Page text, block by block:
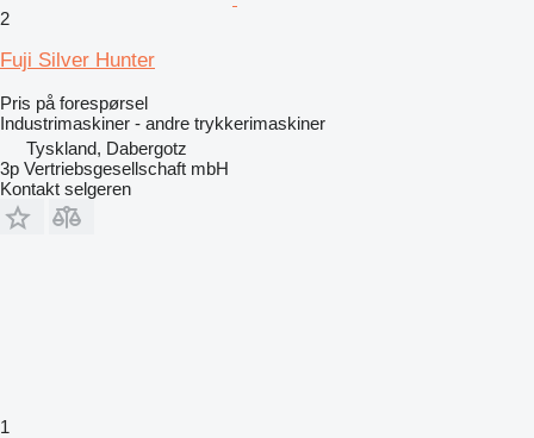
2
Fuji Silver Hunter
Pris på forespørsel
Industrimaskiner - andre trykkerimaskiner
Tyskland, Dabergotz
3p Vertriebsgesellschaft mbH
Kontakt selgeren
1